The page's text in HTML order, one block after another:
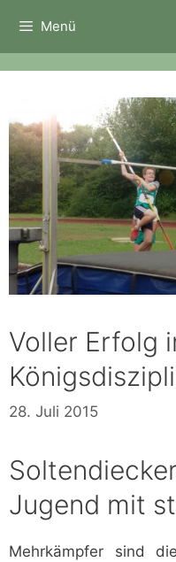
Inhalt
springen
Menü
Voller Erfolg
28. Juli 2015
Jugend mit
Mehrkämpfer sind